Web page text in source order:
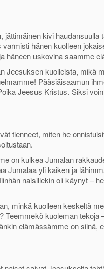
jättimäinen kivi
hänen kuolleen
häneen uskovina saamme
Jeesuksen kuolleista, mikä
Pääsiäisaamun
Jeesus Kristus. Siksi
tienneet, miten he
on kulkea Jumalan
Jumalaa yli kaiken ja
naisillekin oli käynyt –
minkä kuolleen keskeltä
kuoleman
elämässämme on